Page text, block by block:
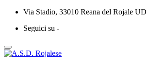
Via Stadio, 33010 Reana del Rojale UD
Seguici su -